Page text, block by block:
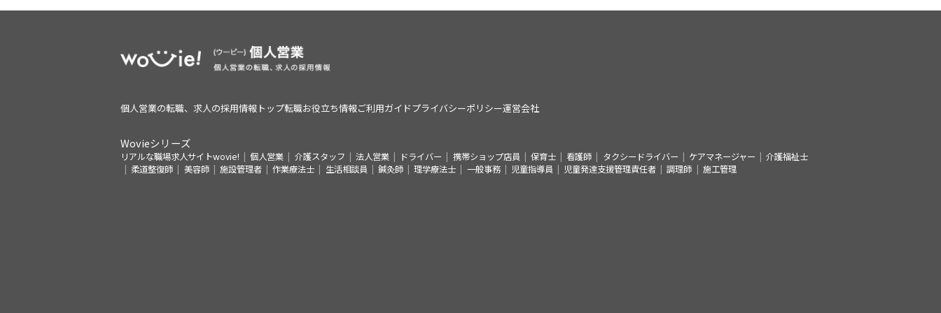
個人営業の転職、求人の採用情報トップ転職お役立ち情報ご利用ガイドプライバシーポリシー運営会社
Wovieシリーズ
リアルな職場求人サイトwovie! 個人営業 介護スタッフ 法人営業 ドライバー 携帯ショップ店員 保育士 看護師 タクシードライバー ケアマネージャー
介護福祉士
柔道整復師
美容師 施設管理者 作業療法士 生活相談員 鍼灸師 理学療法士 一般事務 児童指導員 児童発達支援管理責任者 調理師 施工管理